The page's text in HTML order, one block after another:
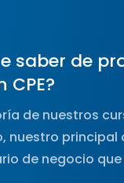
saber de
CPE?
de nuestros
nuestro
de negocio